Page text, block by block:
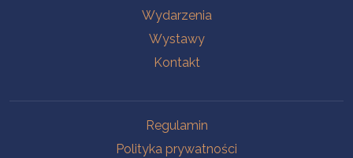
Wydarzenia
Wystawy
Kontakt
Regulamin
Polityka prywatności